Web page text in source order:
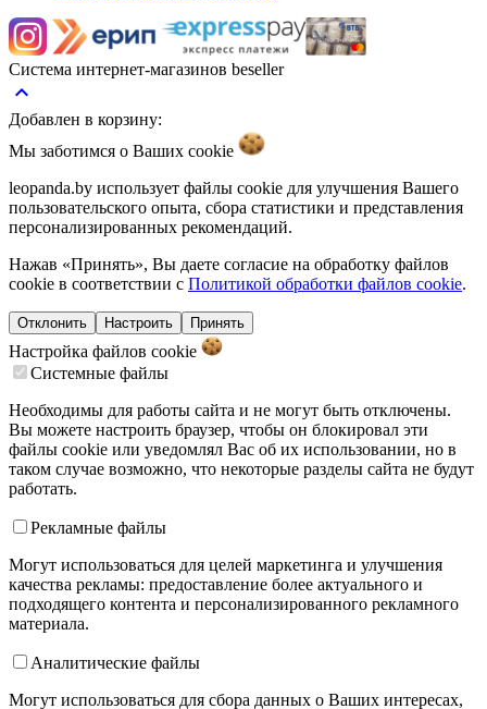
Система интернет-магазинов beseller
keyboard_arrow_up
Добавлен в корзину:
Мы заботимся о Ваших cookie
leopanda.by использует файлы cookie для улучшения Вашего
пользовательского опыта, сбора статистики и представления
персонализированных рекомендаций.
Нажав «Принять», Вы даете согласие на обработку файлов
cookie в соответствии с Политикой обработки файлов cookie.
Отклонить Настроить Принять
Настройка файлов cookie
Системные файлы
Необходимы для работы сайта и не могут быть отключены.
Вы можете настроить браузер, чтобы он блокировал эти
файлы cookie или уведомлял Вас об их использовании, но в
таком случае возможно, что некоторые разделы сайта не будут
работать.
Рекламные файлы
Могут использоваться для целей маркетинга и улучшения
качества рекламы: предоставление более актуального и
подходящего контента и персонализированного рекламного
материала.
Аналитические файлы
Могут использоваться для сбора данных о Ваших интересах,